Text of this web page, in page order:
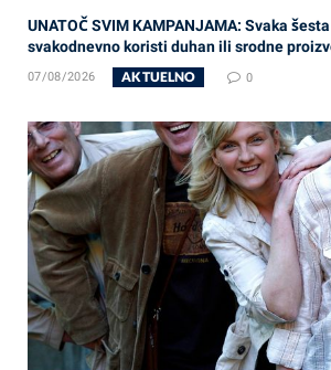
UNATOČ SVIM KAMPANJAMA: Svaka
svakodnevno koristi duhan ili srodne
07/08/2026 AKTUELNO 0